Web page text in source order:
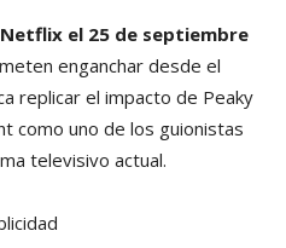
el 25 de septiembre
enganchar desde el
replicar el impacto de Peaky
como uno de los guionistas
televisivo actual.